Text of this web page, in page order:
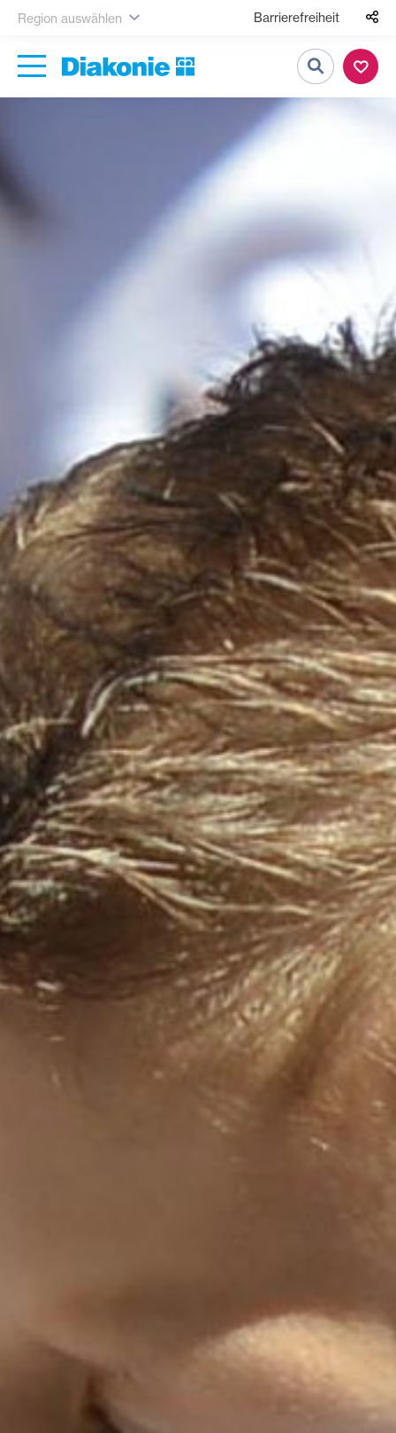
Region auswählen Barrierefreiheit
Suche